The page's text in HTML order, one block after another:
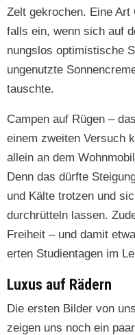
Zelt gekrochen. Eine
falls ein, wenn sich auf
nungs­los opti­mistis­che
ungenutzte
tauschte.
Camp­en auf Rügen –
einem zweit­en Ver­such
allein an dem
Denn das dürfte
und Kälte trotzen und
durchrüt­teln lassen.
Frei­heit – und damit
erten Stu­di­en­t­a­gen im
Luxus auf Rädern
Die ersten Bilder von
zeigen uns noch ein